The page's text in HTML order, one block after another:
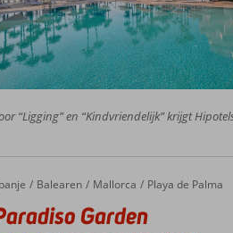
“Ligging” en “Kindvriendelijk” krijgt
Home Balearen Mallorca Playa de Palma
Paradiso Garden
Garden